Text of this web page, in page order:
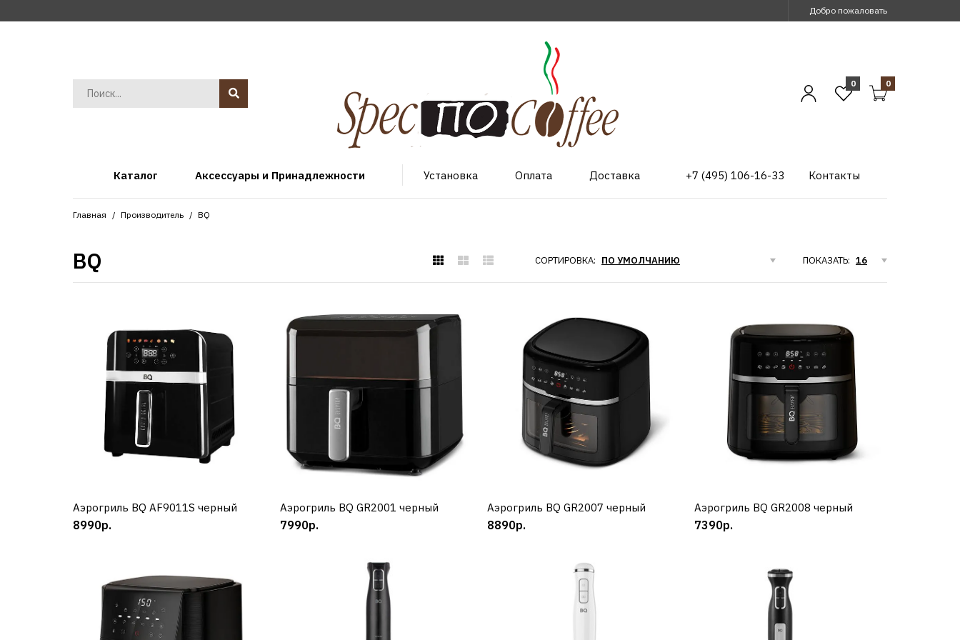
Добро пожаловать
0 0
Каталог Аксессуары и Принадлежности Установка Оплата Доставка +7 (495) 106-16-33 Контакты
Главная Производитель BQ
BQ СОРТИРОВКА: ПОКАЗАТЬ:
Аэрогриль BQ AF9011S
черный
ДОБАВИТЬ В ПОЖЕЛАНИЯ
КУПИТЬ
Аэрогриль BQ AF9011S черный
8990р.
КУПИТЬ
Аэрогриль BQ GR2001 черный
7990р.
КУПИТЬ
Аэрогриль BQ GR2007 черный
8890р.
КУПИТЬ
Аэрогриль BQ GR2008 черный
7390р.